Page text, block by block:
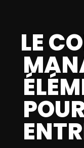
LE